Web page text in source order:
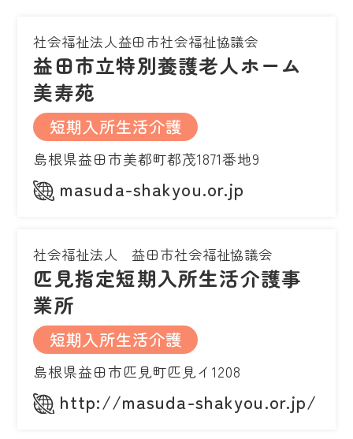
社会福祉法人益田市社会福祉協議会
益田市立特別養護老人ホーム
美寿苑
短期入所生活介護
島根県益田市美都町都茂1871番地9
masuda-shakyou.or.jp
社会福祉法人 益田市社会福祉協議会
匹見指定短期入所生活介護事
業所
短期入所生活介護
島根県益田市匹見町匹見イ1208
http://masuda-shakyou.or.jp/